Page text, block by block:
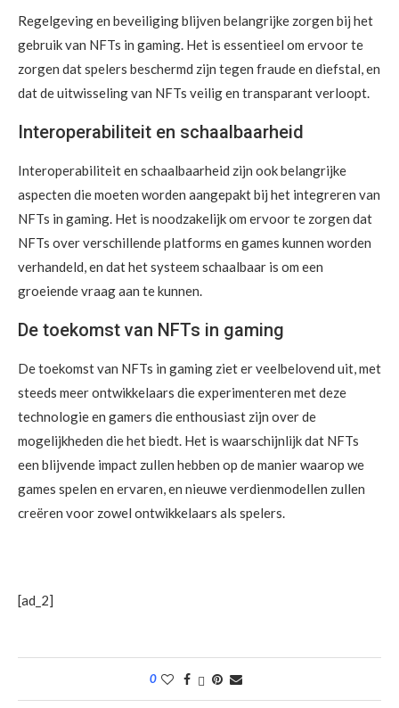
Regelgeving en beveiliging blijven belangrijke zorgen bij het
gebruik van NFTs in gaming. Het is essentieel om ervoor te
zorgen dat spelers beschermd zijn tegen fraude en diefstal, en
dat de uitwisseling van NFTs veilig en transparant verloopt.
Interoperabiliteit en schaalbaarheid
Interoperabiliteit en schaalbaarheid zijn ook belangrijke
aspecten die moeten worden aangepakt bij het integreren van
NFTs in gaming. Het is noodzakelijk om ervoor te zorgen dat
NFTs over verschillende platforms en games kunnen worden
verhandeld, en dat het systeem schaalbaar is om een
groeiende vraag aan te kunnen.
De toekomst van NFTs in gaming
De toekomst van NFTs in gaming ziet er veelbelovend uit, met
steeds meer ontwikkelaars die experimenteren met deze
technologie en gamers die enthousiast zijn over de
mogelijkheden die het biedt. Het is waarschijnlijk dat NFTs
een blijvende impact zullen hebben op de manier waarop we
games spelen en ervaren, en nieuwe verdienmodellen zullen
creëren voor zowel ontwikkelaars als spelers.
[ad_2]
0